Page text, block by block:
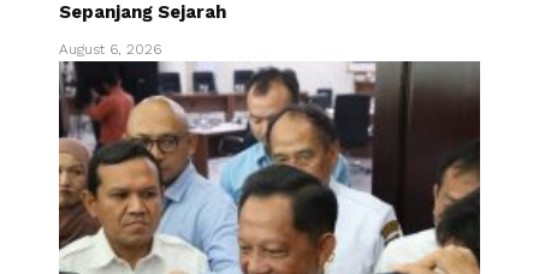
Sepanjang Sejarah
August 6, 2026